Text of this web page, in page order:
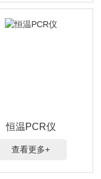
恒温PCR仪
查看更多+